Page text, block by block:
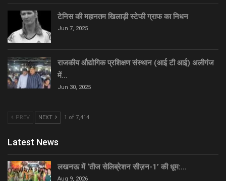
टेनिस की महानतम खिलाड़ी स्टेफी ग्राफ का निधन
Jun 7, 2025
राजकीय औद्योगिक प्रशिक्षण संस्थान (आई टी आई) अलीगंज
में…
Jun 30, 2025
PREV NEXT 1 of 7,414
Latest News
लखनऊ में ‘तीज सेलिब्रेशन सीज़न-1’ की धूम:…
Aug 9, 2026